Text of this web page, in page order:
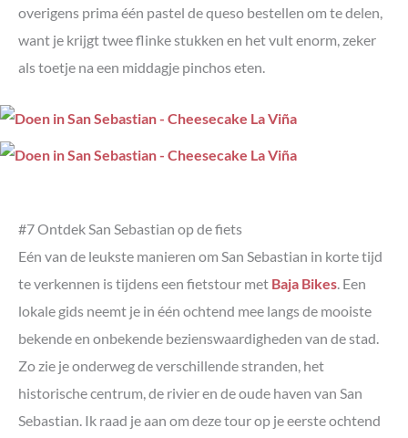
overigens prima één pastel de queso bestellen om te delen,
want je krijgt twee flinke stukken en het vult enorm, zeker
als toetje na een middagje pinchos eten.
#7 Ontdek San Sebastian op de fiets
Eén van de leukste manieren om San Sebastian in korte tijd
te verkennen is tijdens een fietstour met Baja Bikes . Een
lokale gids neemt je in één ochtend mee langs de mooiste
bekende en onbekende bezienswaardigheden van de stad.
Zo zie je onderweg de verschillende stranden, het
historische centrum, de rivier en de oude haven van San
Sebastian. Ik raad je aan om deze tour op je eerste ochtend